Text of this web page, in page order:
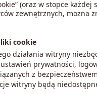
zastosowania.